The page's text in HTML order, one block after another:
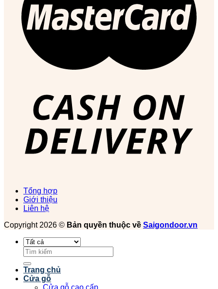
Tổng hợp
Giới thiệu
Liên hệ
Copyright 2026 © Bản quyền thuộc về Saigondoor.vn
Tìm
kiếm:
Trang chủ
Cửa gỗ
Cửa gỗ cao cấp